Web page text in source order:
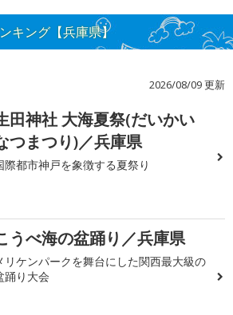
キング【兵庫県】
2026/08/09 更新
田神社 大海夏祭(だいかい
つまつり)／兵庫県
際都市神戸を象徴する夏祭り
うべ海の盆踊り／兵庫県
リケンパークを舞台にした関西最大級の
踊り大会